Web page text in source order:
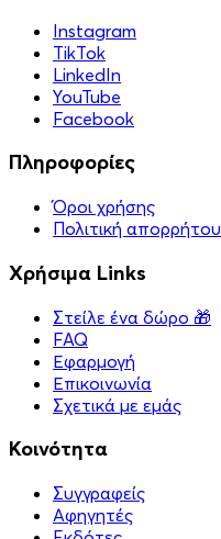
Instagram
TikTok
LinkedIn
YouTube
Facebook
Πληροφορίες
Όροι χρήσης
Πολιτική απορρήτου
Χρήσιμα Links
Στείλε ένα δώρο 🎁
FAQ
Εφαρμογή
Επικοινωνία
Σχετικά με εμάς
Κοινότητα
Συγγραφείς
Αφηγητές